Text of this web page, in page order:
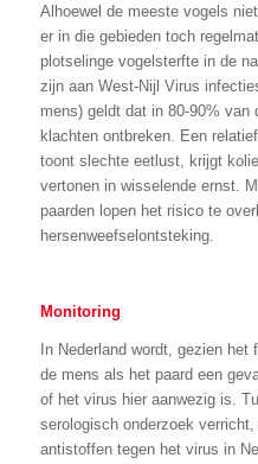
Alhoewel de meeste vogels
er in die gebieden toch
plotselinge vogelsterfte in de
zijn aan West-Nijl Virus
mens) geldt dat in 80-90%
klachten ontbreken. Een
toont slechte eetlust, krijgt
vertonen in wisselende ernst.
paarden lopen het risico te
hersenweefselontsteking.
Monitoring
In Nederland wordt, gezien
de mens als het paard een
of het virus hier aanwezig is.
serologisch onderzoek
antistoffen tegen het virus in